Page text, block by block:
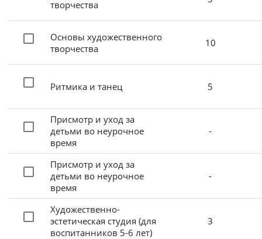
творчества
Основы художественного
творчества
10
Ритмика и танец 5
Присмотр и уход за
детьми во неурочное
время
-
Присмотр и уход за
детьми во неурочное
время
-
Художественно-
эстетическая студия (для
воспитанников 5-6 лет)
3